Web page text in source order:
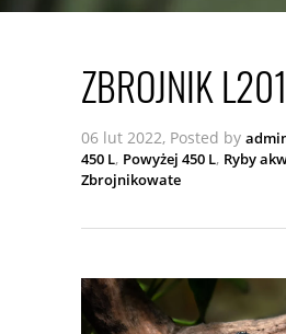
ZBROJNIK L201
06 lut 2022, Posted by
450 L, Powyżej 450 L, Ryby
Zbrojnikowate